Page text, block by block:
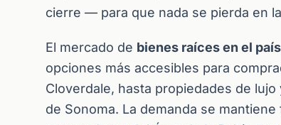
cierre — para que nada se pierda en
El mercado de bienes raíces en el
opciones más accesibles para
Cloverdale, hasta propiedades de
de Sonoma. La demanda se